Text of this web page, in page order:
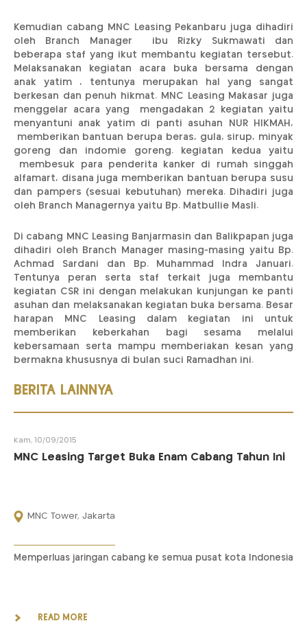
Kemudian cabang MNC Leasing Pekanbaru juga dihadiri
oleh Branch Manager ibu Rizky Sukmawati dan
beberapa staf yang ikut membantu kegiatan tersebut.
Melaksanakan kegiatan acara buka bersama dengan
anak yatim , tentunya merupakan hal yang sangat
berkesan dan penuh hikmat. MNC Leasing Makasar juga
menggelar acara yang mengadakan 2 kegiatan yaitu
menyantuni anak yatim di panti asuhan NUR HIKMAH,
memberikan bantuan berupa beras, gula, sirup, minyak
goreng dan indomie goreng. kegiatan kedua yaitu
membesuk para penderita kanker di rumah singgah
alfamart, disana juga memberikan bantuan berupa susu
dan pampers (sesuai kebutuhan) mereka. Dihadiri juga
oleh Branch Managernya yaitu Bp. Matbullie Masli.
Di cabang MNC Leasing Banjarmasin dan Balikpapan juga
dihadiri oleh Branch Manager masing-masing yaitu Bp.
Achmad Sardani dan Bp. Muhammad Indra Januari.
Tentunya peran serta staf terkait juga membantu
kegiatan CSR ini dengan melakukan kunjungan ke panti
asuhan dan melaksanakan kegiatan buka bersama. Besar
harapan MNC Leasing dalam kegiatan ini untuk
memberikan keberkahan bagi sesama melalui
kebersamaan serta mampu memberiakan kesan yang
bermakna khususnya di bulan suci Ramadhan ini.
BERITA LAINNYA
Kam, 10/09/2015
MNC Leasing Target Buka Enam Cabang Tahun Ini
MNC Tower, Jakarta
Memperluas jaringan cabang ke semua pusat kota Indonesia
READ MORE